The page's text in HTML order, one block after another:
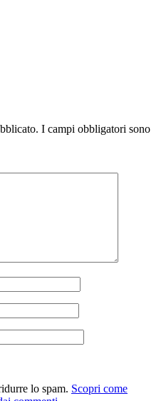
I campi obbligatori sono
lo spam. Scopri come